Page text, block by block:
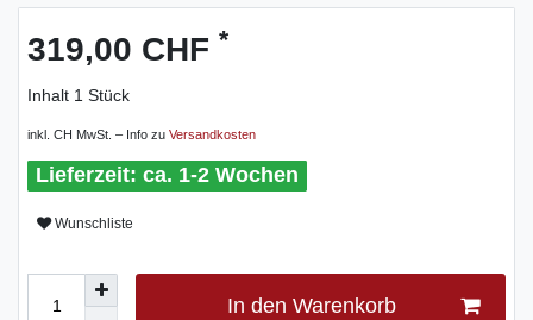
319,00 CHF *
Inhalt 1 Stück
inkl. CH MwSt. – Info zu Versandkosten
ca. 1-2 Wochen
Wunschliste
In den Warenkorb